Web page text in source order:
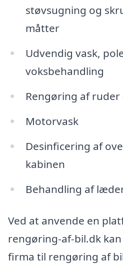
støvsugning og
måtter
Udvendig vask,
voksbehandling
Rengøring af ruder
Motorvask
Desinficering af
kabinen
Behandling af
Ved at anvende en
rengøring-af-bil.dk
firma til rengøring af